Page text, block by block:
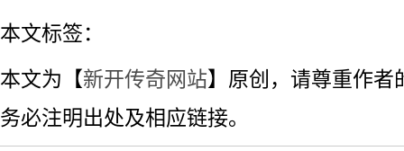
本文标签：
本文为【新开传奇网站】原创，请尊重作者
务必注明出处及相应链接。